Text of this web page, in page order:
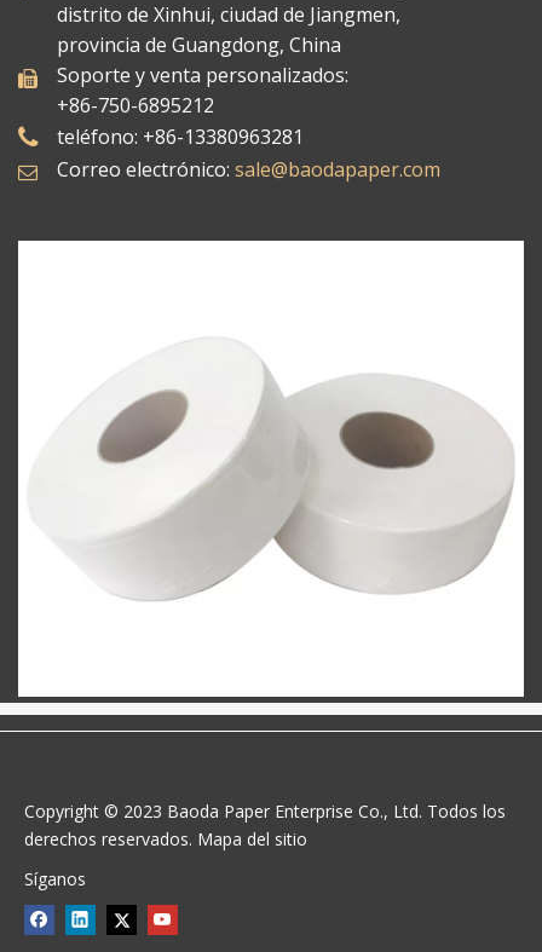
distrito de Xinhui, ciudad de Jiangmen,
provincia de Guangdong, China
Soporte y venta personalizados:
+86-750-6895212
teléfono: +86-13380963281
Correo electrónico: sale@baodapaper.com​​​​​​​
Copyright © 2023 Baoda Paper Enterprise Co., Ltd. Todos los
derechos reservados. Mapa del sitio
Síganos